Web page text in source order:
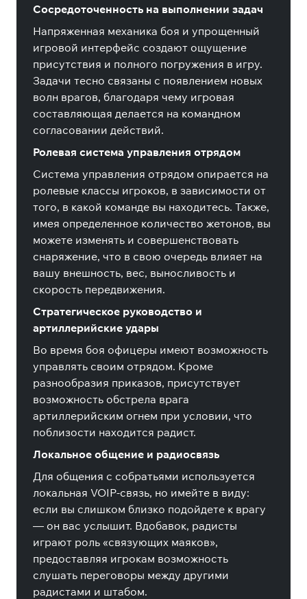
Сосредоточенность на выполнении задач
Напряженная механика боя и упрощенный
игровой интерфейс создают ощущение
присутствия и полного погружения в игру.
Задачи тесно связаны с появлением новых
волн врагов, благодаря чему игровая
составляющая делается на командном
согласовании действий.
Ролевая система управления отрядом
Система управления отрядом опирается на
ролевые классы игроков, в зависимости от
того, в какой команде вы находитесь. Также,
имея определенное количество жетонов, вы
можете изменять и совершенствовать
снаряжение, что в свою очередь влияет на
вашу внешность, вес, выносливость и
скорость передвижения.
Стратегическое руководство и
артиллерийские удары
Во время боя офицеры имеют возможность
управлять своим отрядом. Кроме
разнообразия приказов, присутствует
возможность обстрела врага
артиллерийским огнем при условии, что
поблизости находится радист.
Локальное общение и радиосвязь
Для общения с собратьями используется
локальная VOIP-связь, но имейте в виду:
если вы слишком близко подойдете к врагу
— он вас услышит. Вдобавок, радисты
играют роль «связующих маяков»,
предоставляя игрокам возможность
слушать переговоры между другими
радистами и штабом.